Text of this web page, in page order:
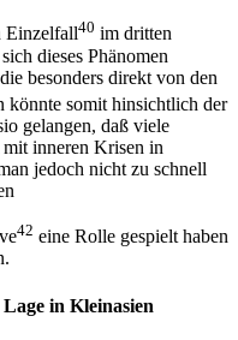
Einzelfall40 im dritten
dieses Phänomen
besonders direkt von den
könnte somit hinsichtlich der
gelangen, daß viele
inneren Krisen in
jedoch nicht zu schnell
42 eine Rolle gespielt haben
in Kleinasien